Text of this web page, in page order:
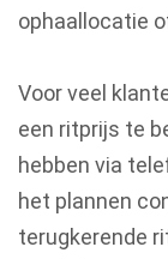
ophaallocatie
Voor veel
een ritprijs te
hebben via
het plannen
terugkerende